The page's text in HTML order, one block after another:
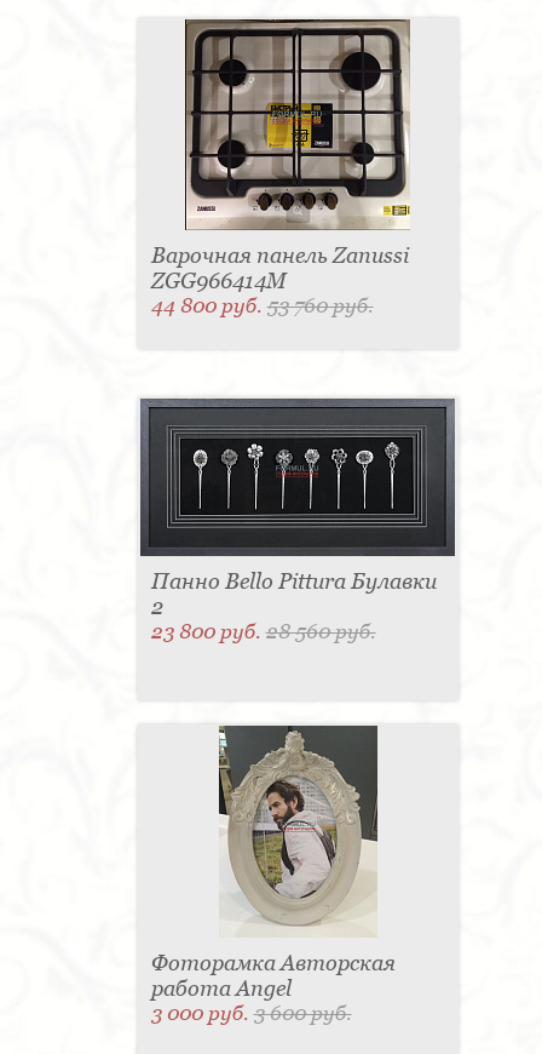
Варочная панель Zanussi
ZGG966414M
44 800 руб.53 760 руб.
Панно Bello Pittura Булавки
2
23 800 руб.28 560 руб.
Фоторамка Авторская
работа Angel
3 000 руб.3 600 руб.